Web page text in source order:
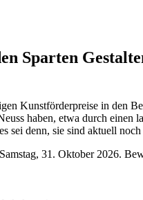
Sparten
Kunstförderpreise in den
haben, etwa durch
sei denn, sie sind aktuell
31. Oktober 2026.